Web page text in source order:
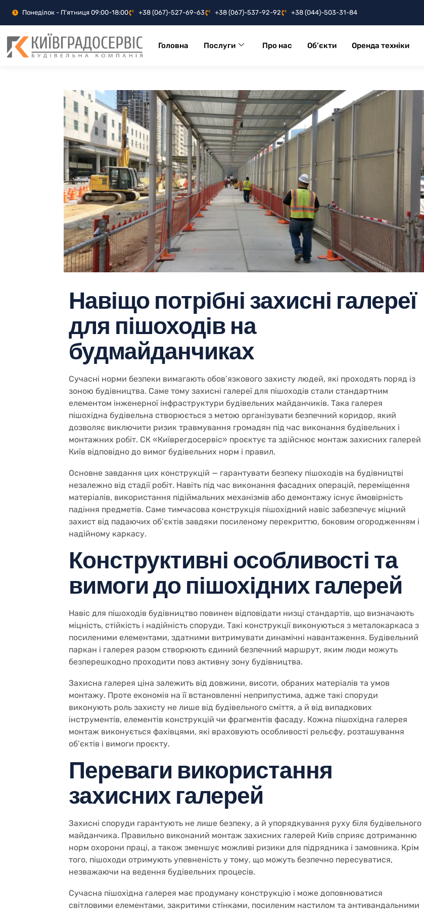
Понеділок - П'ятниця 09:00-18:00 +38 (067)-527-69-63 +38 (067)-537-92-92 +38 (044)-503-31-84
Головна Послуги Про нас Об’єкти Оренда техніки
Навіщо потрібні захисні галереї
для пішоходів на
будмайданчиках
Сучасні норми безпеки вимагають обов’язкового захисту людей, які проходять поряд із
зоною будівництва. Саме тому захисні галереї для пішоходів стали стандартним
елементом інженерної інфраструктури будівельних майданчиків. Така галерея
пішохідна будівельна створюється з метою організувати безпечний коридор, який
дозволяє виключити ризик травмування громадян під час виконання будівельних і
монтажних робіт. СК «Київрегдосервіс» проєктує та здійснює монтаж захисних галерей
Київ відповідно до вимог будівельних норм і правил.
Основне завдання цих конструкцій — гарантувати безпеку пішоходів на будівництві
незалежно від стадії робіт. Навіть під час виконання фасадних операцій, переміщення
матеріалів, використання підіймальних механізмів або демонтажу існує ймовірність
падіння предметів. Саме тимчасова конструкція пішохідний навіс забезпечує міцний
захист від падаючих об’єктів завдяки посиленому перекриттю, боковим огородженням і
надійному каркасу.
Конструктивні особливості та
вимоги до пішохідних галерей
Навіс для пішоходів будівництво повинен відповідати низці стандартів, що визначають
міцність, стійкість і надійність споруди. Такі конструкції виконуються з металокаркаса з
посиленими елементами, здатними витримувати динамічні навантаження. Будівельний
паркан і галерея разом створюють єдиний безпечний маршрут, яким люди можуть
безперешкодно проходити повз активну зону будівництва.
Захисна галерея ціна залежить від довжини, висоти, обраних матеріалів та умов
монтажу. Проте економія на її встановленні неприпустима, адже такі споруди
виконують роль захисту не лише від будівельного сміття, а й від випадкових
інструментів, елементів конструкцій чи фрагментів фасаду. Кожна пішохідна галерея
монтаж виконується фахівцями, які враховують особливості рельєфу, розташування
об’єктів і вимоги проєкту.
Переваги використання
захисних галерей
Захисні споруди гарантують не лише безпеку, а й упорядкування руху біля будівельного
майданчика. Правильно виконаний монтаж захисних галерей Київ сприяє дотриманню
норм охорони праці, а також зменшує можливі ризики для підрядника і замовника. Крім
того, пішоходи отримують упевненість у тому, що можуть безпечно пересуватися,
незважаючи на ведення будівельних процесів.
Сучасна пішохідна галерея має продуману конструкцію і може доповнюватися
світловими елементами, закритими стінками, посиленим настилом та антивандальними